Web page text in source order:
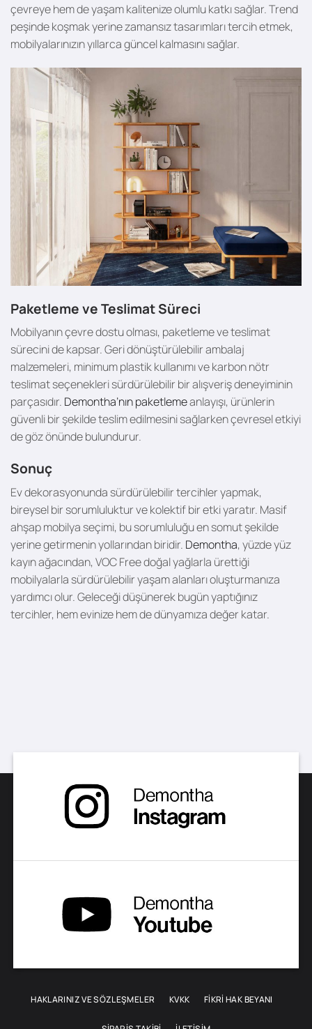
çevreye hem de yaşam kalitenize olumlu katkı sağlar. Trend
peşinde koşmak yerine zamansız tasarımları tercih etmek,
mobilyalarınızın yıllarca güncel kalmasını sağlar.
Paketleme ve Teslimat Süreci
Mobilyanın çevre dostu olması, paketleme ve teslimat
sürecini de kapsar. Geri dönüştürülebilir ambalaj
malzemeleri, minimum plastik kullanımı ve karbon nötr
teslimat seçenekleri sürdürülebilir bir alışveriş deneyiminin
parçasıdır. Demontha’nın paketlemeanlayışı, ürünlerin
güvenli bir şekilde teslim edilmesini sağlarken çevresel etkiyi
de göz önünde bulundurur.
Sonuç
Ev dekorasyonunda sürdürülebilir tercihler yapmak,
bireysel bir sorumluluktur ve kolektif bir etki yaratır. Masif
ahşap mobilya seçimi, bu sorumluluğu en somut şekilde
yerine getirmenin yollarından biridir. Demontha, yüzde yüz
kayın ağacından, VOC Free doğal yağlarla ürettiği
mobilyalarla sürdürülebilir yaşam alanları oluşturmanıza
yardımcı olur. Geleceği düşünerek bugün yaptığınız
tercihler, hem evinize hem de dünyamıza değer katar.
HAKLARINIZ VE SÖZLEŞMELER KVKK FİKRİ HAK BEYANI